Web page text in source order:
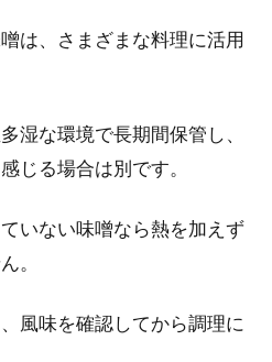
が半年以上になる
わってきます。保存方法をしっかりし
有機味噌は種類いろいろ！ど
は、さまざまな料理に活用
湿な環境で長期間保管し、
じる場合は別です。
いない味噌なら熱を加えず
。
風味を確認してから調理に